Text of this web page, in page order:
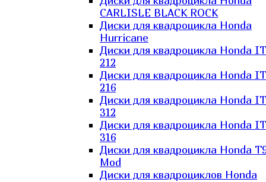
CARLISLE BLACK ROCK
Диски для квадроцикла Honda
Hurricane
Диски для квадроцикла Honda
212
Диски для квадроцикла Honda
216
Диски для квадроцикла Honda
312
Диски для квадроцикла Honda
316
Диски для квадроцикла Honda
Mod
Диски для квадроциклов Honda